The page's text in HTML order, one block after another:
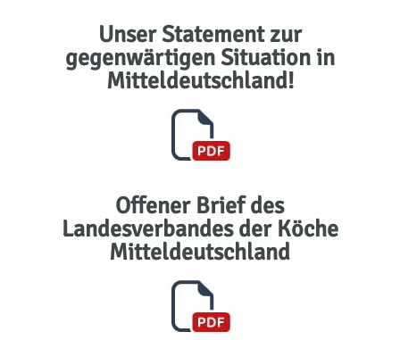
Unser Statement zur
gegenwärtigen Situation in
Mitteldeutschland!
Offener Brief des
Landesverbandes der Köche
Mitteldeutschland